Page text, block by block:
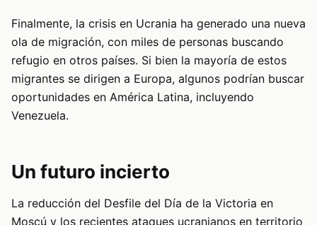
Finalmente, la crisis en Ucrania ha generado una nueva
ola de migración, con miles de personas buscando
refugio en otros países. Si bien la mayoría de estos
migrantes se dirigen a Europa, algunos podrían buscar
oportunidades en América Latina, incluyendo
Venezuela.
Un futuro incierto
La reducción del Desfile del Día de la Victoria en
Moscú y los recientes ataques ucranianos en territorio